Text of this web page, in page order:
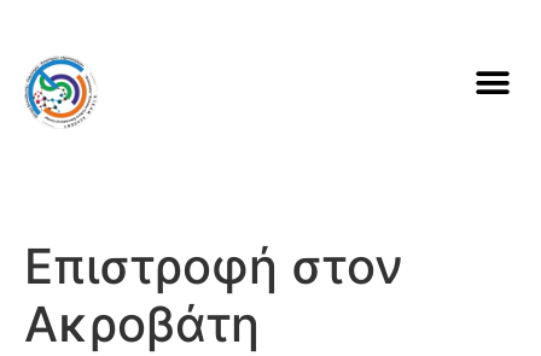
Επιστροφή στον
Ακροβάτη